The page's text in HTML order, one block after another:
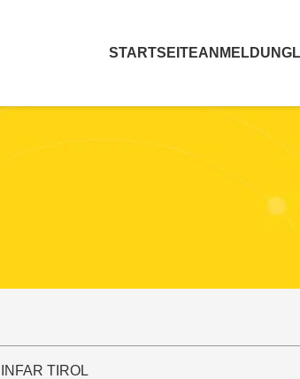
STARTSEITEANMELDUNG
INFAR TIROL